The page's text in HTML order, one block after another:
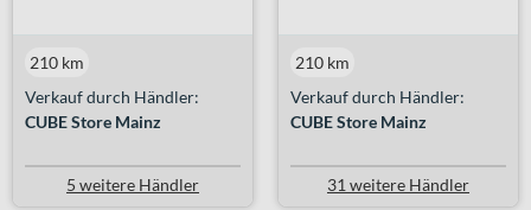
Verkauf durch Händler:
CUBE Store Mainz
210 km
5 weitere Händler
Verkauf durch Händler:
CUBE Store Mainz
210 km
31 weitere Händler